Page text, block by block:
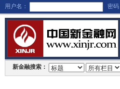
用户名： 密码
新金融搜索：